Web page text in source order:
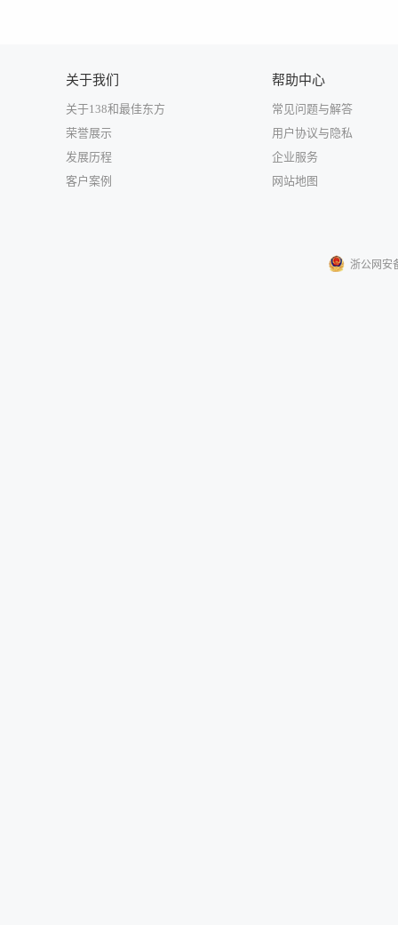
关于我们
关于138和最佳东方
荣誉展示
发展历程
客户案例
帮助中心
常见问题与解答
用户协议与隐私
企业服务
网站地图
浙公网安